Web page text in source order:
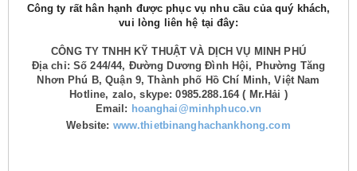
Công ty rất hân hạnh được phục vụ nhu cầu của quý khách,
vui lòng liên hệ tại đây:
CÔNG TY TNHH KỸ THUẬT VÀ DỊCH VỤ MINH PHÚ
Địa chỉ: Số 244/44, Đường Dương Đình Hội, Phường Tăng
Nhơn Phú B, Quận 9, Thành phố Hồ Chí Minh, Việt Nam
Hotline, zalo, skype: 0985.288.164 ( Mr.Hải )
Email: hoanghai@minhphuco.vn
Website: www.thietbinanghachankhong.com